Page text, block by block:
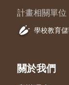
計畫相關單位
學校教育儲
關於我們